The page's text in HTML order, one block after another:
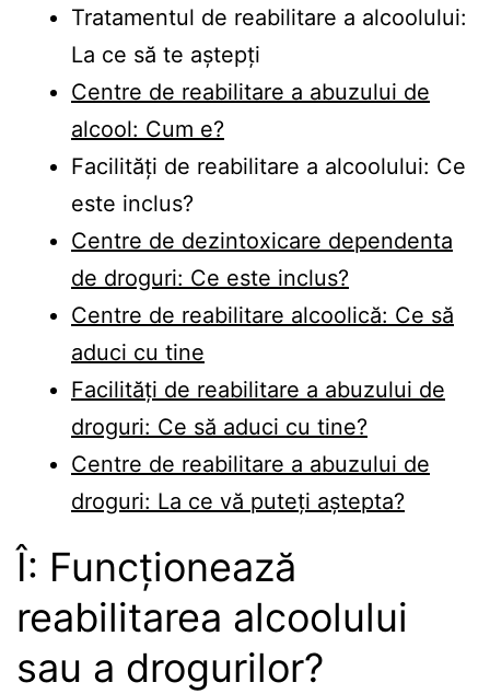
Tratamentul de reabilitare a alcoolului:
La ce să te aștepți
Centre de reabilitare a abuzului de
alcool: Cum e?
Facilități de reabilitare a alcoolului: Ce
este inclus?
Centre de dezintoxicare dependenta
de droguri: Ce este inclus?
Centre de reabilitare alcoolică: Ce să
aduci cu tine
Facilități de reabilitare a abuzului de
droguri: Ce să aduci cu tine?
Centre de reabilitare a abuzului de
droguri: La ce vă puteți aștepta?
Î: Funcționează
reabilitarea alcoolului
sau a drogurilor?